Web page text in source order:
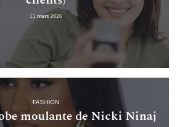
11 mars 2026
FASHION
moulante de Nicki Ninaj